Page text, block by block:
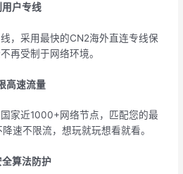
户专线
，采用最快的CN2海外直连专线保
再受制于网络环境。
高速流量
家近1000+网络节点，匹配您的最
速不限流，想玩就玩想看就看。
算法防护